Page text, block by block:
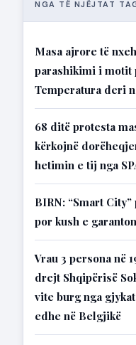
NGA TË NJËJTAT
Masa ajrore të
parashikimi i motit
Temperatura deri
68 ditë protesta
kërkojnë
hetimin e tij nga
BIRN: “Smart
por kush e
Vrau 3 persona në
drejt Shqipërisë
vite burg nga
edhe në Belgjikë